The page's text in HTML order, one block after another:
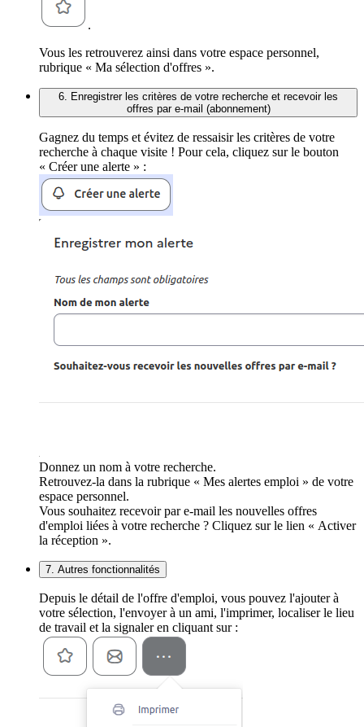
.
Vous les retrouverez ainsi dans votre espace personnel,
rubrique « Ma sélection d'offres ».
6. Enregistrer les critères de votre recherche et recevoir les
offres par e-mail (abonnement)
Gagnez du temps et évitez de ressaisir les critères de votre
recherche à chaque visite ! Pour cela, cliquez sur le bouton
« Créer une alerte » :
Donnez un nom à votre recherche.
Retrouvez-la dans la rubrique « Mes alertes emploi » de votre
espace personnel.
Vous souhaitez recevoir par e-mail les nouvelles offres
d'emploi liées à votre recherche ? Cliquez sur le lien « Activer
la réception ».
7. Autres fonctionnalités
Depuis le détail de l'offre d'emploi, vous pouvez l'ajouter à
votre sélection, l'envoyer à un ami, l'imprimer, localiser le lieu
de travail et la signaler en cliquant sur :